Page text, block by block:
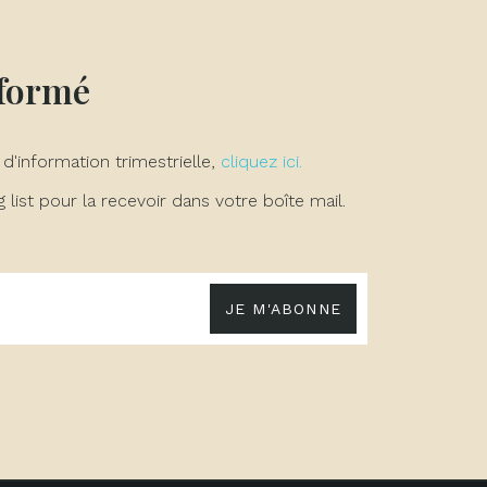
trimestrielle, cliquez ici.
list pour la recevoir dans votre boîte mail.
JE M'ABONNE